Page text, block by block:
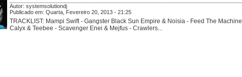
Autor: systemsolutiondj
Publicado em: Quarta, Fevereiro 20, 2013 - 21:25
TRACKLIST: Mampi Swift - Gangster Black Sun Empire & Noisia - Feed The Machine
Calyx & Teebee - Scavenger Enei & Mejfus - Crawlers...